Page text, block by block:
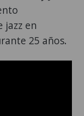
jazz en
25 años.